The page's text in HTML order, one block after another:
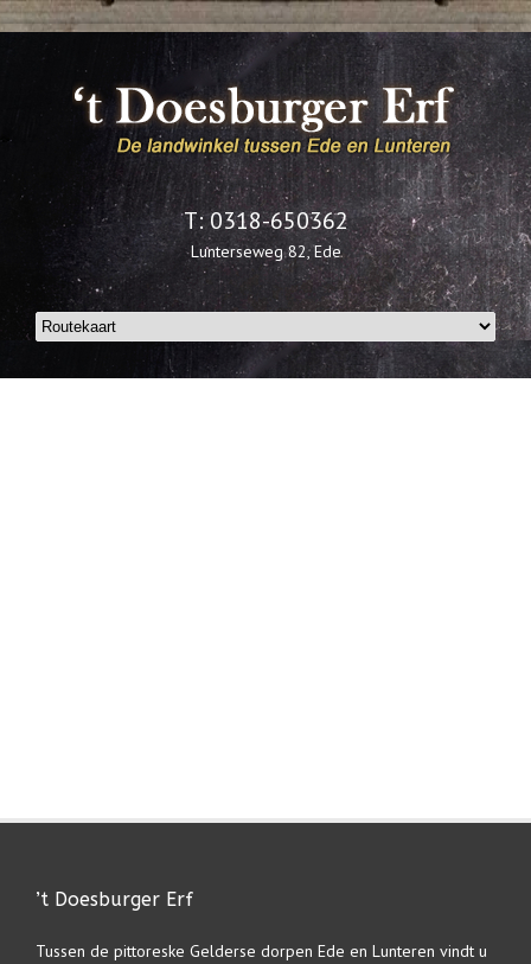
T: 0318-650362
Lunterseweg 82, Ede
’t Doesburger Erf
Tussen de pittoreske Gelderse dorpen Ede en Lunteren vindt u